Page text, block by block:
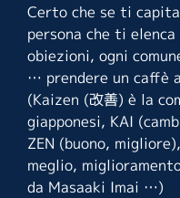
Certo che se ti
persona che ti
obiezioni, ogni
… prendere un caffè
(Kaizen (改善) è la
giapponesi, KAI
ZEN (buono,
meglio,
da Masaaki Imai …)